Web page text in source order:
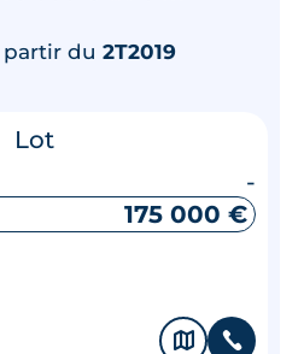
partir du 2T2019
Lot
-
175 000 €
🗞 📞